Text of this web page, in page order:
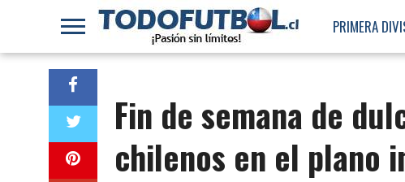
PRIMERA
Fin de semana de
chilenos en el plano